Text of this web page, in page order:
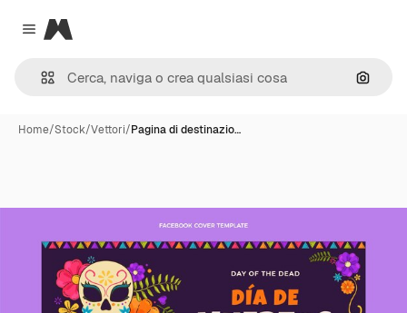
Close menu
Magnific
Cerca
Home/Stock/Vettori/Pagina di destinazio…